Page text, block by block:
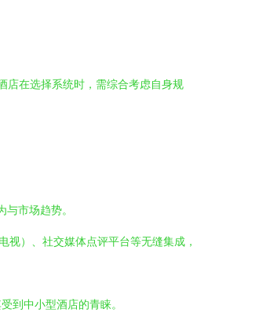
店在选择系统时，需综合考虑自身规
市场趋势。
视）、社交媒体点评平台等无缝集成，
到中小型酒店的青睐。